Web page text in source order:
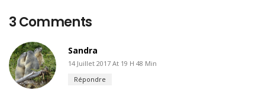
3 Comments
Sandra
14 Juillet 2017 At 19 H 48 Min
Répondre